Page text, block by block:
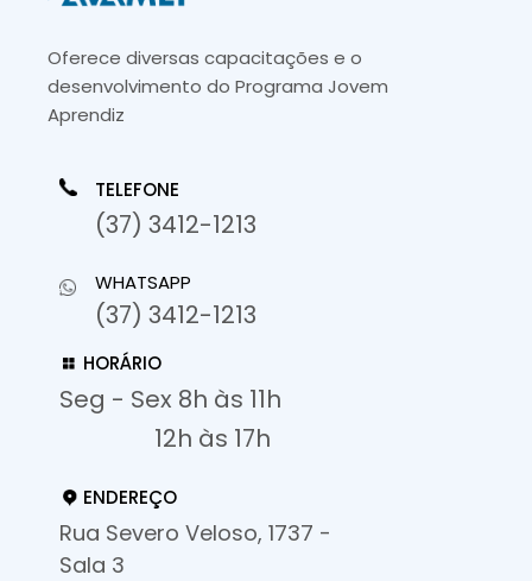
Oferece diversas capacitações e o
desenvolvimento do Programa Jovem
Aprendiz
TELEFONE
(37) 3412-1213
WHATSAPP
(37) 3412-1213
HORÁRIO
Seg - Sex 8h às 11h
12h às 17h
ENDEREÇO
Rua Severo Veloso, 1737 -
Sala 3